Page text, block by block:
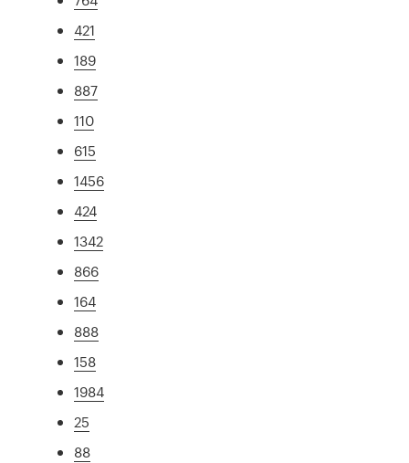
421
189
887
110
615
1456
424
1342
866
164
888
158
1984
25
88